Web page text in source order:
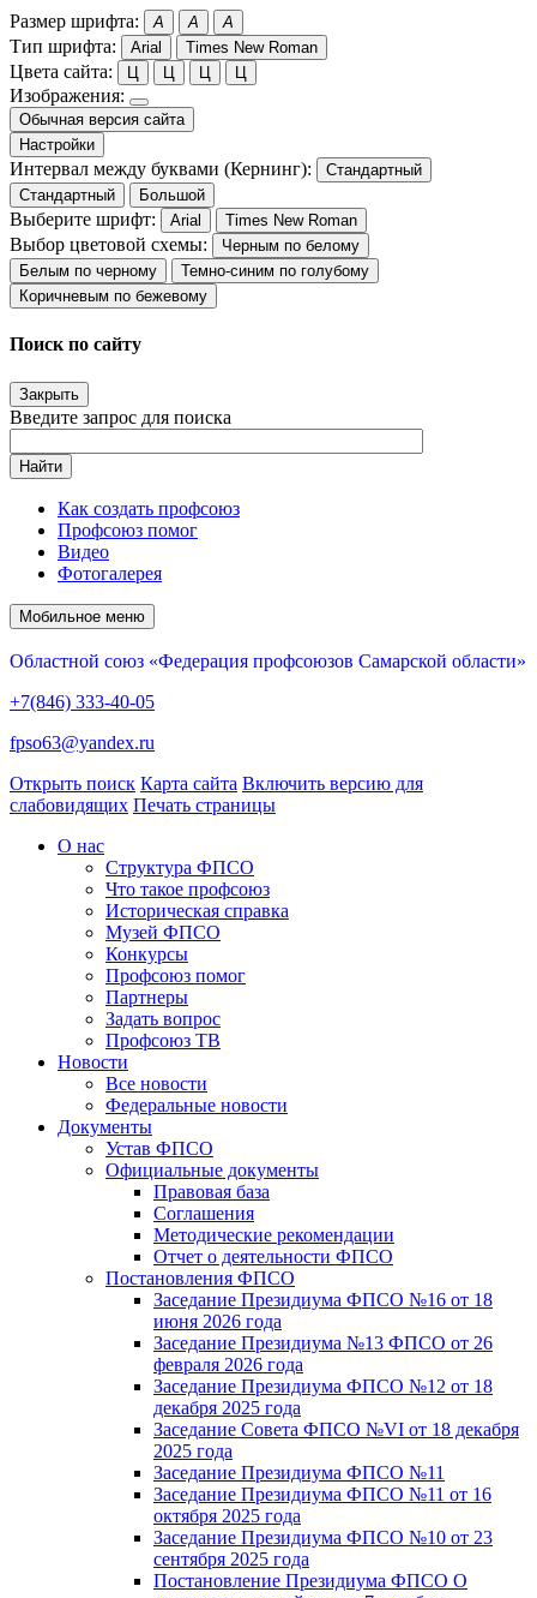
Размер шрифта: A A A
Тип шрифта: Arial Times New Roman
Цвета сайта: Ц Ц Ц Ц
Изображения:
Обычная версия сайта
Настройки
Интервал между буквами (Кернинг):
Стандартный
Стандартный
Большой
Выберите шрифт: Arial Times New Roman
Выбор цветовой схемы:
Черным по белому
Белым по черному
Темно-синим по голубому
Коричневым по бежевому
Поиск по сайту
Закрыть
Введите запрос для поиска
Найти
Как создать профсоюз
Профсоюз помог
Видео
Фотогалерея
Мобильное меню
Областной союз «Федерация профсоюзов Самарской области»
+7(846) 333-40-05
fpso63@yandex.ru
Открыть поиск Карта сайта Включить версию для
слабовидящих Печать страницы
О нас
Структура ФПСО
Что такое профсоюз
Историческая справка
Музей ФПСО
Конкурсы
Профсоюз помог
Партнеры
Задать вопрос
Профсоюз ТВ
Новости
Все новости
Федеральные новости
Документы
Устав ФПСО
Официальные документы
Правовая база
Соглашения
Методические рекомендации
Отчет о деятельности ФПСО
Постановления ФПСО
Заседание Президиума ФПСО №16 от 18
июня 2026 года
Заседание Президиума №13 ФПСО от 26
февраля 2026 года
Заседание Президиума ФПСО №12 от 18
декабря 2025 года
Заседание Совета ФПСО №VI от 18 декабря
2025 года
Заседание Президиума ФПСО №11
Заседание Президиума ФПСО №11 от 16
октября 2025 года
Заседание Президиума ФПСО №10 от 23
сентября 2025 года
Постановление Президиума ФПСО О